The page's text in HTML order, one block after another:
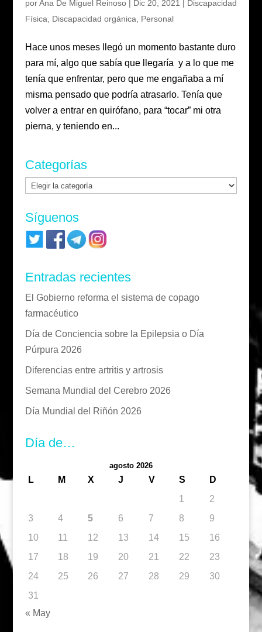
porAna De Miguel Reinoso| Dic 20, 2021 | Discapacidad
Física
Discapacidad orgánica Personal
Hace unos meses llegó un momento bastante duro
para mí, algo que sabía que llegaría y a lo que me
tenía que enfrentar, pero que me engañaba a mí
misma pensado que podría atrasarlo. Tenía que
volver a entrar en quirófano, para “tocar” mi otra
pierna, y teniendo en...
Categorías
Categorías
Síguenos
Entradas recientes
El Gobierno reforma el sistema de copago
farmacéutico
Día de Conciencia sobre la Epilepsia o Día
Púrpura 2026
Diferencias entre artritis y artrosis
Semana Mundial del Cerebro 2026
Día Mundial del Riñón 2026
Día de…
agosto 2026
L M X J V S
D
1
2
3
4 5 6 7 8
9
10
11 12 13 14 15
16
17
18 19 20 21 22
23
24
25 26 27 28 29
30
31
« May